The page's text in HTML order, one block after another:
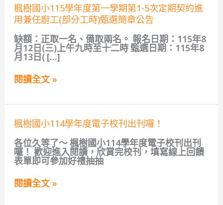
楓樹國小115學年度第一學期第1-5次定期契約進
用兼任廚工(部分工時)甄選簡章公告
缺額：正取一名、備取兩名。 報名日期：115年8
月12日(三)上午九時至十二時 甄選日期：115年8
月13日( […]
楓
樹
國
小
115
學
年
第
一
期
1-
5
次
定
期
契
約
進
閱讀全文 »
楓樹國小114學年度電子校刊出刊囉！
各位久等了～ 楓樹國小114學年度電子校刊出刊
囉！ 歡迎進入閱讀，欣賞完校刊，填寫線上回饋
表單即可參加好禮抽抽
楓
樹
國
小
114
學
年
度
閱讀全文 »